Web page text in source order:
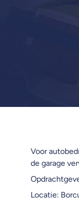
Voor
de garage
Locatie: